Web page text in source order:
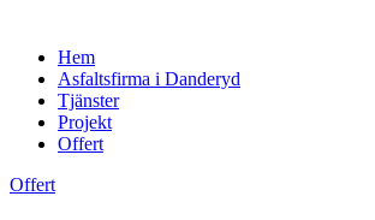
Hem
Asfaltsfirma i Danderyd
Tjänster
Projekt
Offert
Offert